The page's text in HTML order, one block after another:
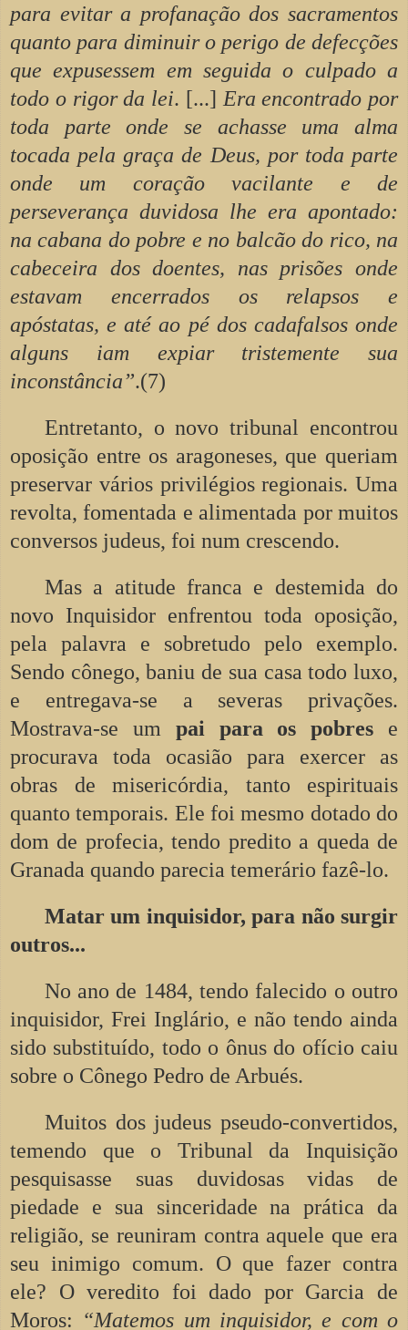
para evitar a profanação dos sacramentos
quanto para diminuir o perigo de defecções
que expusessem em seguida o culpado a
todo o rigor da lei. [...] Era encontrado por
toda parte onde se achasse uma alma
tocada pela graça de Deus, por toda parte
onde um coração vacilante e de
perseverança duvidosa lhe era apontado:
na cabana do pobre e no balcão do rico, na
cabeceira dos doentes, nas prisões onde
estavam encerrados os relapsos e
apóstatas, e até ao pé dos cadafalsos onde
alguns iam expiar tristemente sua
inconstância”.(7)
Entretanto, o novo tribunal encontrou
oposição entre os aragoneses, que queriam
preservar vários privilégios regionais. Uma
revolta, fomentada e alimentada por muitos
conversos judeus, foi num crescendo.
Mas a atitude franca e destemida do
novo Inquisidor enfrentou toda oposição,
pela palavra e sobretudo pelo exemplo.
Sendo cônego, baniu de sua casa todo luxo,
e entregava-se a severas privações.
Mostrava-se um pai para os pobres e
procurava toda ocasião para exercer as
obras de misericórdia, tanto espirituais
quanto temporais. Ele foi mesmo dotado do
dom de profecia, tendo predito a queda de
Granada quando parecia temerário fazê-lo.
Matar um inquisidor, para não surgir
outros...
No ano de 1484, tendo falecido o outro
inquisidor, Frei Inglário, e não tendo ainda
sido substituído, todo o ônus do ofício caiu
sobre o Cônego Pedro de Arbués.
Muitos dos judeus pseudo-convertidos,
temendo que o Tribunal da Inquisição
pesquisasse suas duvidosas vidas de
piedade e sua sinceridade na prática da
religião, se reuniram contra aquele que era
seu inimigo comum. O que fazer contra
ele? O veredito foi dado por Garcia de
Moros: “Matemos um inquisidor, e com o